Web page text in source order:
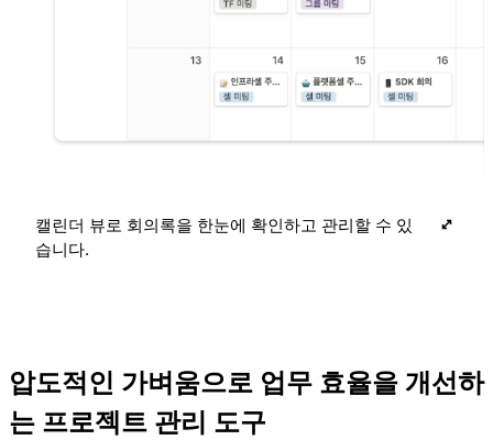
캘린더 뷰로 회의록을 한눈에 확인하고 관리할 수 있
습니다.
압도적인 가벼움으로 업무 효율을 개선하
는 프로젝트 관리 도구